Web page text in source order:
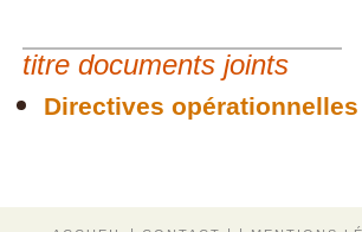
titre documents joints
Directives